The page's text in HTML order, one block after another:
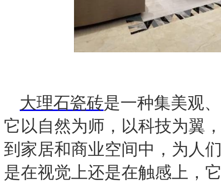
大理石瓷砖是一种集美观
它以自然为师，以科技为翼
到家居和商业空间中，为人
是在视觉上还是在触感上，